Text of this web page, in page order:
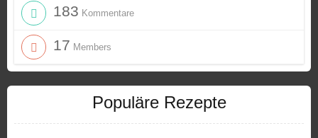
183 Kommentare
17 Members
Populäre Rezepte